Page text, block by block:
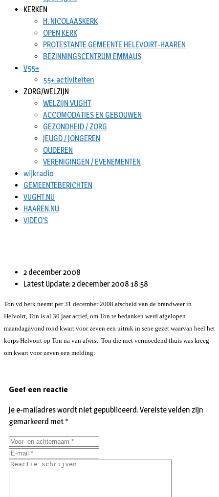
KERKEN
H. NICOLAASKERK
OPEN KERK
PROTESTANTE GEMEENTE HELEVOIRT-HAAREN
BEZINNINGSCENTRUM EMMAUS
V55+
55+ activiteiten
ZORG/WELZIJN
WELZIJN VUGHT
ACCOMODATIES EN GEBOUWEN
GEZONDHEID / ZORG
JEUGD / JONGEREN
OUDEREN
VERENIGINGEN / EVENEMENTEN
wijkradio
GEMEENTEBERICHTEN
VUGHT.NU
HAAREN.NU
VIDEO’S
2 december 2008
Latest Update: 2 december 2008 18:58
Ton vd berk neemt per 31 december 2008 afscheid van de brandweer in
Helvoirt, Ton is al 30 jaar actief, om Ton te bedanken werd afgelopen
maandagavond rond kwart voor zeven een uitruk in sene gezet waarvan heel het
korps Helvoirt op Ton na van afwist. Ton die niet vermoedend thuis was kreeg
om kwart voor zeven een melding:
Geef een reactie
Je e-mailadres wordt niet gepubliceerd.Vereiste velden zijn
gemarkeerd met *